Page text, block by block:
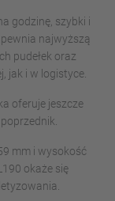
godzinę, szybki i
najwyższą
pudełek oraz
jak i w logistyce.
oferuje jeszcze
mm i wysokość
okaże się